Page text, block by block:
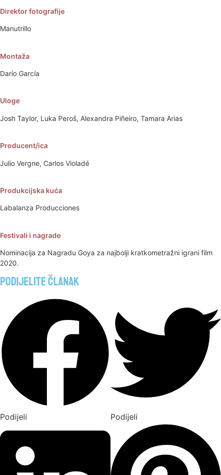
Direktor fotografije
Manutrillo
Montaža
Darío García
Uloge
Josh Taylor, Luka Peroš, Alexandra Piñeiro, Tamara Arias
Producent/ica
Julio Vergne, Carlos Violadé
Produkcijska kuća
Labalanza Producciones
Festivali i nagrade
Nominacija za Nagradu Goya za najbolji kratkometražni igrani film
2020.
Podijelite članak
Podijeli Podijeli